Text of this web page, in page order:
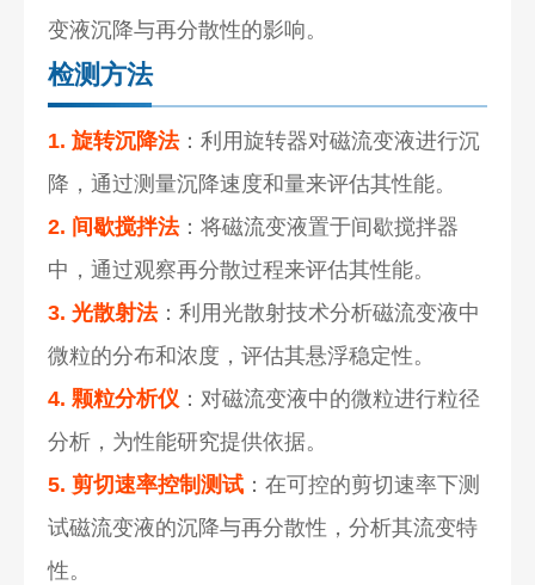
变液沉降与再分散性的影响。
检测方法
1. 旋转沉降法：利用旋转器对磁流变液进行沉
降，通过测量沉降速度和量来评估其性能。
2. 间歇搅拌法：将磁流变液置于间歇搅拌器
中，通过观察再分散过程来评估其性能。
3. 光散射法：利用光散射技术分析磁流变液中
微粒的分布和浓度，评估其悬浮稳定性。
4. 颗粒分析仪 ：对磁流变液中的微粒进行粒径
分析，为性能研究提供依据。
5. 剪切速率控制测试 ：在可控的剪切速率下测
试磁流变液的沉降与再分散性，分析其流变特
性。